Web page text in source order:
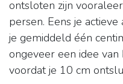
ontsloten zijn
persen. Eens je
je gemiddeld één
ongeveer een idee van
voordat je 10 cm